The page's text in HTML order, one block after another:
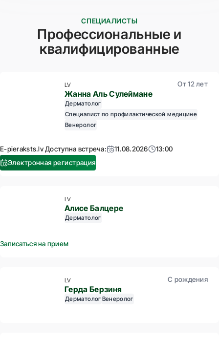
СПЕЦИАЛИСТЫ
Профессиональные и
квалифицированные
LV От 12 лет
Жанна Аль Сулеймане
Дерматолог
Специалист по профилактической медицине
Венеролог
E-pieraksts.lv Доступна встреча: 11.08.2026
13:00
Электронная регистрация
LV
Алисе Балцере
Дерматолог
Записаться на прием
LV С рождения
Герда Берзиня
Дерматолог Венеролог